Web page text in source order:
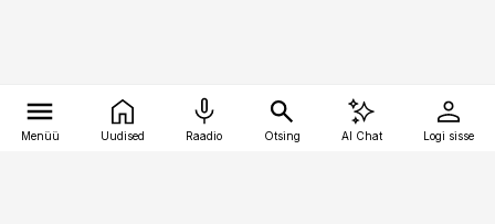
Menüü Uudised Raadio Otsing AI Chat Logi sisse